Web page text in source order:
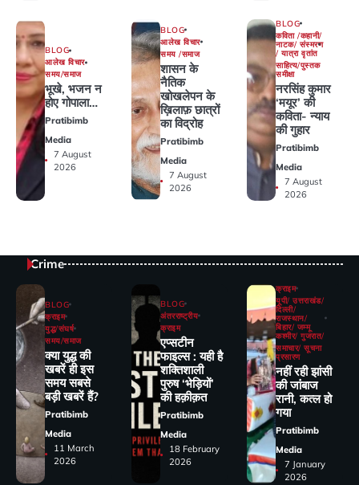
BLOG
आलेख विचार
समय/समाज
भूखे, भजन न
होए गोपाला…
Pratibimb
Media
7 August
2026
BLOG
आलेख विचार
समय /समाज
शासन के
नैतिक
खोखलेपन के
ख़िलाफ़ छात्रों
का विद्रोह
Pratibimb
Media
7 August
2026
BLOG
कविता /कहानी/
नाटक/ संस्मरण
/ यात्रा वृतांत
साहित्य/पुस्तक
समीक्षा
नरसिंह कुमार
‘मयूर’ की
कविता- न्याय
की गुहार
Pratibimb
Media
7 August
2026
Crime
BLOG
क्राइम
युद्ध/संघर्ष
समय/समाज
क्या युद्ध की
खबरें ही इस
समय सबसे
बड़ी खबरें हैं?
Pratibimb
Media
11 March
2026
BLOG
अंतरराष्ट्रीय
क्राइम
एप्सटीन
फाइल्स : यही है
शक्तिशाली
पुरुष ‘भेड़ियों’
की हक़ीक़त
Pratibimb
Media
18 February
2026
क्राइम
यूपी/ उत्तराखंड/
दिल्ली/
राजस्थान/
बिहार/ जम्मू
कश्मीर/ गुजरात/
समाचार/ सूचना
प्रसारण
नहीं रही झांसी
की जांंबाज
रानी, कत्‍ल हो
गया
Pratibimb
Media
7 January
2026